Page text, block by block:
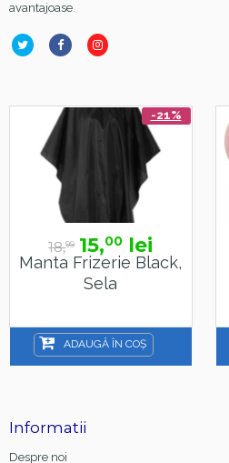
avantajoase.
-21%
18,99 15,00 lei
Manta Frizerie Black,
Sela
ADAUGĂ ÎN COȘ
Informatii
Despre noi